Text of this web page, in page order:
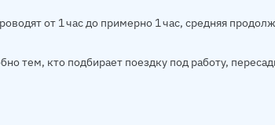
от 1 час до примерно 1 час, средняя
тем, кто подбирает поездку под работу,